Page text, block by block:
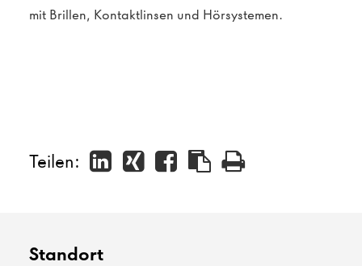
mit Brillen, Kontaktlinsen und Hörsystemen.
Teilen:
Standort